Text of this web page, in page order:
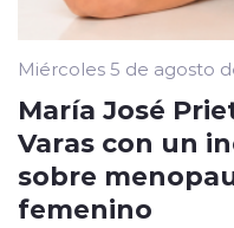
Miércoles 5 de agosto
María José
Varas con un
sobre
femenino